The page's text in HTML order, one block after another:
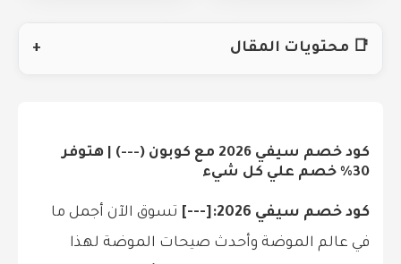
📑 محتويات المقال +
كود خصم سيفي 2026 مع كوبون (---
) | هتوفر
30% خصم علي كل شيء
كود خصم سيفي 2026:[---
تسوق الآن أجمل ما
في عالم الموضة وأحدث صيحات الموضة لهذا